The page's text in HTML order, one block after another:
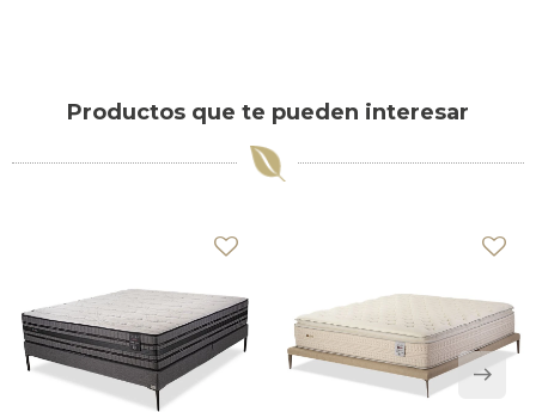
Productos que te pueden interesar